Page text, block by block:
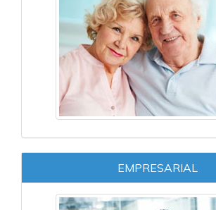
EMPRESARIAL